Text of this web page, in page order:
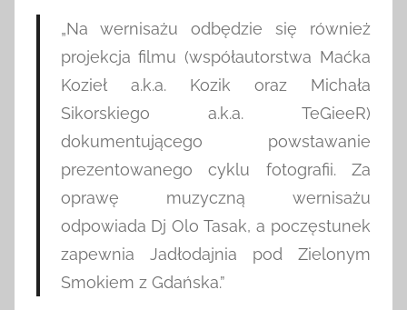
„Na wernisażu odbędzie się również
projekcja filmu (współautorstwa Maćka
Kozieł a.k.a. Kozik oraz Michała
Sikorskiego a.k.a. TeGieeR)
dokumentującego powstawanie
prezentowanego cyklu fotografii. Za
oprawę muzyczną wernisażu
odpowiada Dj Olo Tasak, a poczęstunek
zapewnia Jadłodajnia pod Zielonym
Smokiem z Gdańska.”